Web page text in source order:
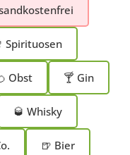
Spirituosen
Obst 🍸 Gin
🥃 Whisky
🍺 Bier